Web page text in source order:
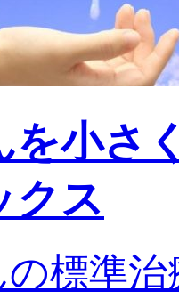
を小さ
クス
の標準